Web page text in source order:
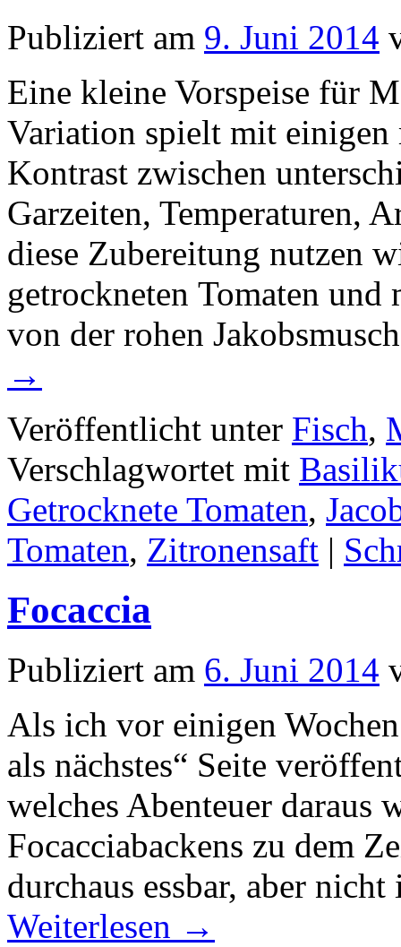
Publiziert am 9. Juni 2014
Eine kleine Vorspeise für
Variation spielt mit
Kontrast zwischen
Garzeiten, Temperaturen,
diese Zubereitung nutzen
getrockneten Tomaten
von der rohen
→
Veröffentlicht unter Fisch,
Verschlagwortet mit
Getrocknete Tomaten,
Tomaten, Zitronensaft |
Focaccia
Publiziert am 6. Juni 2014
Als ich vor einigen
als nächstes“ Seite
welches Abenteuer daraus
Focacciabackens zu dem
durchaus essbar, aber
Weiterlesen →